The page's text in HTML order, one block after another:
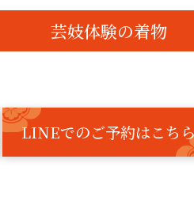
芸妓体験
LINEでのご予約はこち